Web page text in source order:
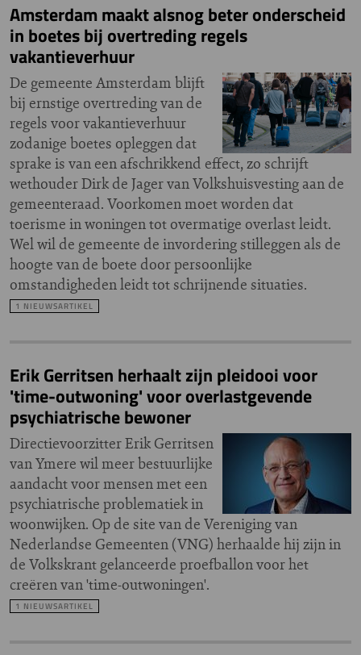
Amsterdam maakt alsnog beter onderscheid
in boetes bij overtreding regels
vakantieverhuur
De gemeente Amsterdam blijft
bij ernstige overtreding van de
regels voor vakantieverhuur
zodanige boetes opleggen dat
sprake is van een afschrikkend effect, zo schrijft
wethouder Dirk de Jager van Volkshuisvesting aan de
gemeenteraad. Voorkomen moet worden dat
toerisme in woningen tot overmatige overlast leidt.
Wel wil de gemeente de invordering stilleggen als de
hoogte van de boete door persoonlijke
omstandigheden leidt tot schrijnende situaties.
1 NIEUWSARTIKEL
Erik Gerritsen herhaalt zijn pleidooi voor
'time-outwoning' voor overlastgevende
psychiatrische bewoner
Directievoorzitter Erik Gerritsen
van Ymere wil meer bestuurlijke
aandacht voor mensen met een
psychiatrische problematiek in
woonwijken. Op de site van de Vereniging van
Nederlandse Gemeenten (VNG) herhaalde hij zijn in
de Volkskrant gelanceerde proefballon voor het
creëren van 'time-outwoningen'.
1 NIEUWSARTIKEL